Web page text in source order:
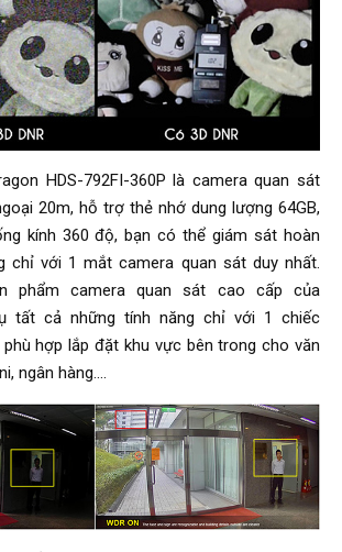
HDS-792FI-360P là camera quan sát
20m, hỗ trợ thẻ nhớ dung lượng 64GB,
kính 360 độ, bạn có thể giám sát hoàn
chỉ với 1 mắt camera quan sát duy nhất.
phẩm camera quan sát cao cấp của
tất cả những tính năng chỉ với 1 chiếc
hợp lắp đặt khu vực bên trong cho văn
ngân hàng....